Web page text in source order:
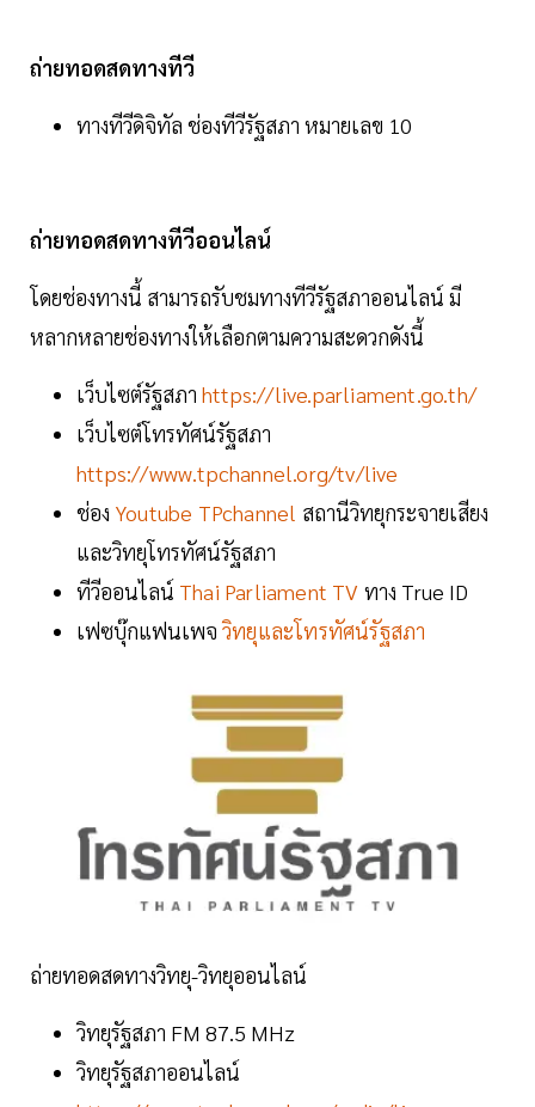
ถ่ายทอดสดทางทีวี
ทางทีวีดิจิทัล ช่องทีวีรัฐสภา หมายเลข 10
ถ่ายทอดสดทางทีวีออนไลน์
โดยช่องทางนี้ สามารถรับชมทางทีวีรัฐสภาออนไลน์ มี
หลากหลายช่องทางให้เลือกตามความสะดวกดังนี้
เว็บไซต์รัฐสภา https://live.parliament.go.th/
เว็บไซต์โทรทัศน์รัฐสภา
https://www.tpchannel.org/tv/live
ช่อง Youtube TPchannel สถานีวิทยุกระจายเสียง
และวิทยุโทรทัศน์รัฐสภา
ทีวีออนไลน์ Thai Parliament TV ทาง True ID
เฟซบุ๊กแฟนเพจ วิทยุและโทรทัศน์รัฐสภา
ถ่ายทอดสดทางวิทยุ-วิทยุออนไลน์
วิทยุรัฐสภา FM 87.5 MHz
วิทยุรัฐสภาออนไลน์